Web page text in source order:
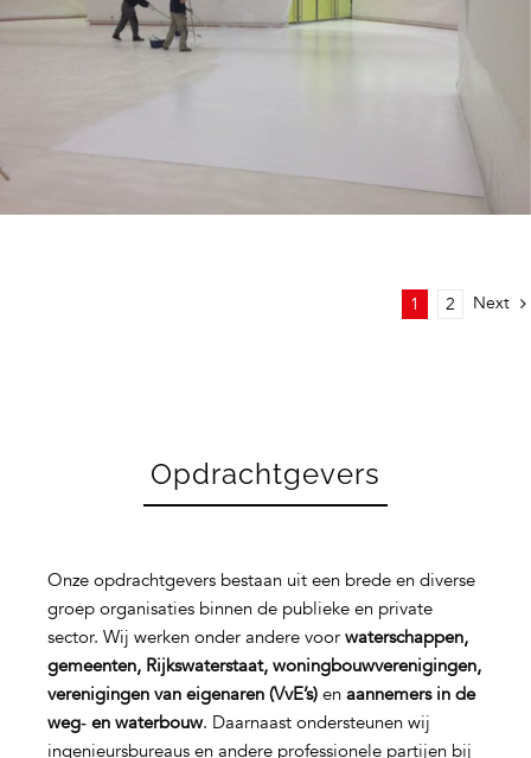
1 2 Next
Opdrachtgevers
Onze opdrachtgevers bestaan uit een brede en diverse
groep organisaties binnen de publieke en private
sector. Wij werken onder andere voor waterschappen,
gemeenten, Rijkswaterstaat, woningbouwverenigingen,
verenigingen van eigenaren (VvE’s)en aannemers in de
weg‑ en waterbouw. Daarnaast ondersteunen wij
ingenieursbureaus en andere professionele partijen bij